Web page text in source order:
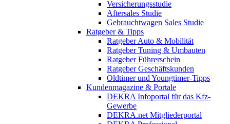
Versicherungsstudie
Aftersales Studie
Gebrauchtwagen Sales Studie
Ratgeber & Tipps
Ratgeber Auto & Mobilität
Ratgeber Tuning & Umbauten
Ratgeber Führerschein
Ratgeber Geschäftskunden
Oldtimer und Youngtimer-Tipps
Kundenmagazine & Portale
DEKRA Infoportal für das Kfz-
Gewerbe
DEKRA.net Mitgliederportal